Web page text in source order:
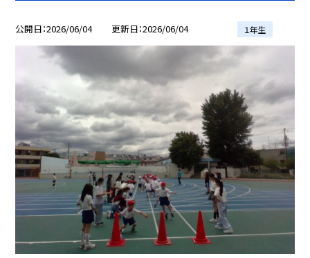
公開日 2026/06/04 更新日 2026/06/04 １年生